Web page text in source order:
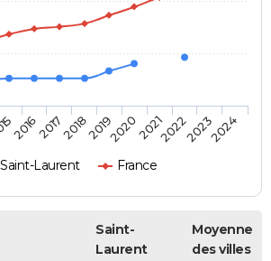
Saint-Laurent France
201620172018201920202021202220232024
Saint-
Laurent
Moyenne
des villes